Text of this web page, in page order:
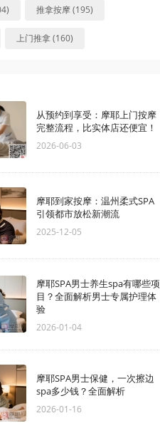
推拿按摩 (195)
上门推拿 (160)
从预约到享受：摩耶上门按摩
完整流程，比实体店还便宜！
2026-06-03
摩耶到家按摩：温州柔式SPA
引领都市放松新潮流
2025-12-05
摩耶SPA男士养生spa有哪些项
目？全面解析男士专属护理体
验
2026-01-04
摩耶SPA男士保健，一次擦边
spa多少钱？全面解析
2026-01-16